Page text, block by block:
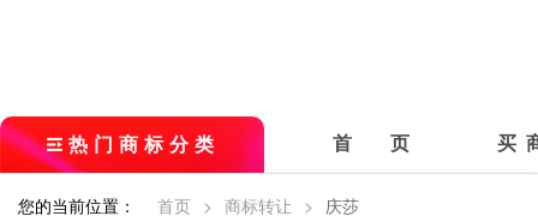
热门商标分类 首 页 买
您的当前位置： 首页 > 商标转让 > 庆莎